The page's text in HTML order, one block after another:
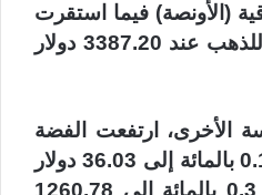
للأوقية (الأونصة) فيما استقرت
العقود الأمريكية الآجلة للذهب عند 3387.20 دولار
الأخرى، ارتفعت الفضة
في المعاملات الفورية 0.1 بالمائة إلى 36.03 دولار